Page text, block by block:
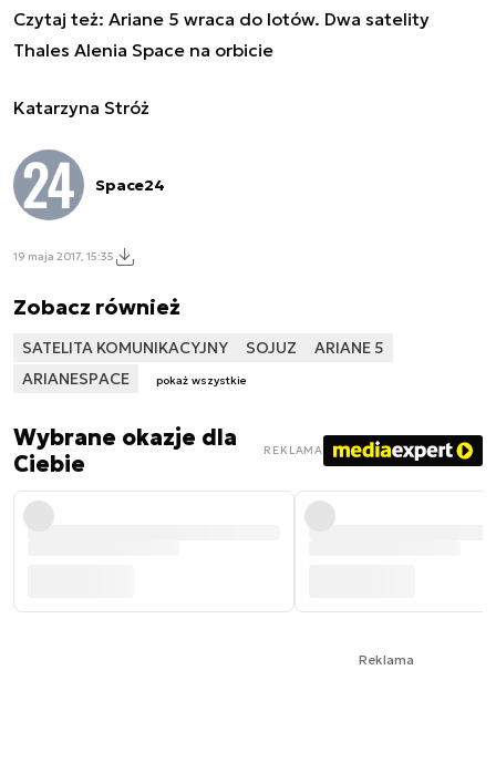
Czytaj też: Ariane 5 wraca do lotów. Dwa satelity
Thales Alenia Space na orbicie
Katarzyna Stróż
Space24
19 maja 2017, 15:35
Zobacz również
SATELITA KOMUNIKACYJNY SOJUZ
ARIANE 5
ARIANESPACE
pokaż wszystkie
Wybrane okazje dla
Ciebie
REKLAMA
Reklama